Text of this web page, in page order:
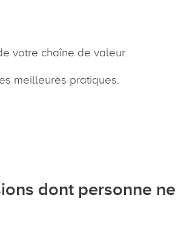
votre chaîne de valeur.
meilleures pratiques.
dont personne ne